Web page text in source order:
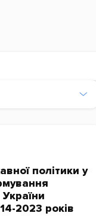
політики у
2023 років